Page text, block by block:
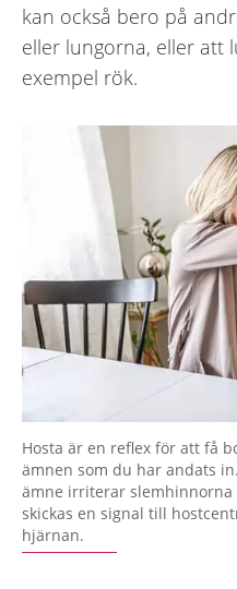
kan också bero på
eller lungorna, eller att
exempel rök.
Hosta är en reflex för att få
ämnen som du har andats
ämne irriterar slemhinnorna
skickas en signal till
hjärnan.